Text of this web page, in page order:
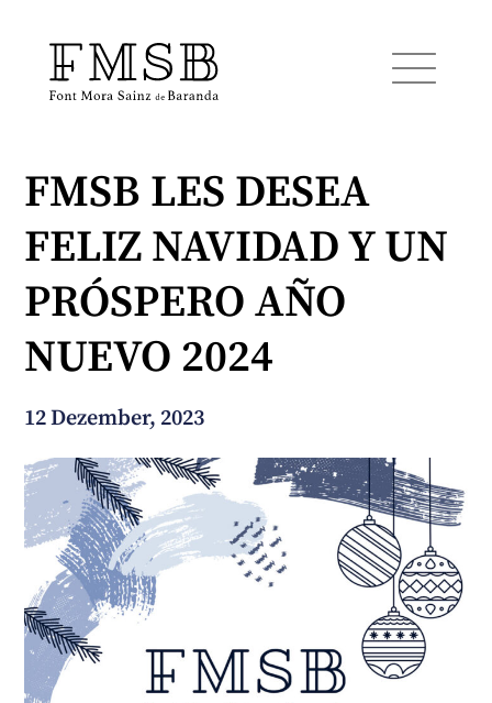
Startseite
Font Mora Sainz de Baranda
Dienste
Blog und Nachrichten
Wie können wir Ihnen helfen?
FMSB LES DESEA
FELIZ NAVIDAD Y UN
PRÓSPERO AÑO
NUEVO 2024
12 Dezember, 2023